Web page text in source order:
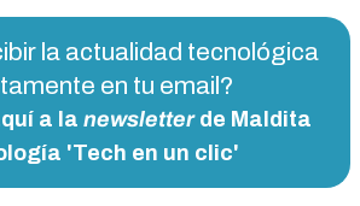
la actualidad tecnológica
en tu email?
a lanewsletterde Maldita
'Tech en un clic'